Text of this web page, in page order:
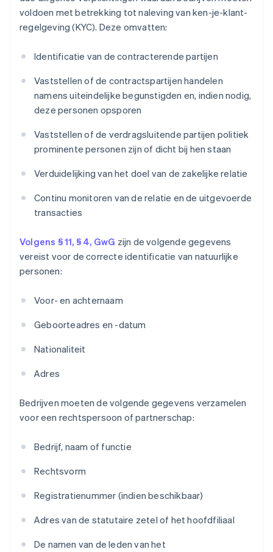
voldoen met betrekking tot naleving van ken-je-klant-
regelgeving (KYC). Deze omvatten:
Identificatie van de contracterende partijen
Vaststellen of de contractspartijen handelen
namens uiteindelijke begunstigden en, indien nodig,
deze personen opsporen
Vaststellen of de verdragsluitende partijen politiek
prominente personen zijn of dicht bij hen staan
Verduidelijking van het doel van de zakelijke relatie
Continu monitoren van de relatie en de uitgevoerde
transacties
Volgens § 11, § 4, GwG zijn de volgende gegevens
vereist voor de correcte identificatie van natuurlijke
personen:
Voor- en achternaam
Geboorteadres en -datum
Nationaliteit
Adres
Bedrijven moeten de volgende gegevens verzamelen
voor een rechtspersoon of partnerschap:
Bedrijf, naam of functie
Rechtsvorm
Registratienummer (indien beschikbaar)
Adres van de statutaire zetel of het hoofdfiliaal
De namen van de leden van het